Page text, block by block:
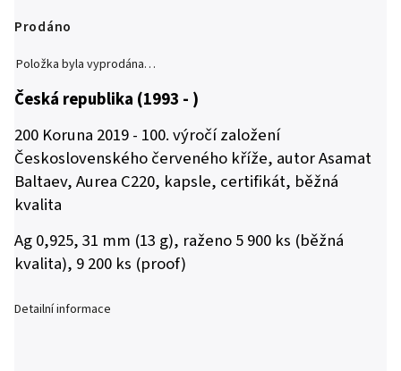
Prodáno
Položka byla vyprodána…
Česká republika (1993 - )
200 Koruna 2019 - 100. výročí založení
Československého červeného kříže, autor Asamat
Baltaev, Aurea C220, kapsle, certifikát, běžná
kvalita
Ag 0,925, 31 mm (13 g), raženo 5 900 ks (běžná
kvalita), 9 200 ks (proof)
Detailní informace